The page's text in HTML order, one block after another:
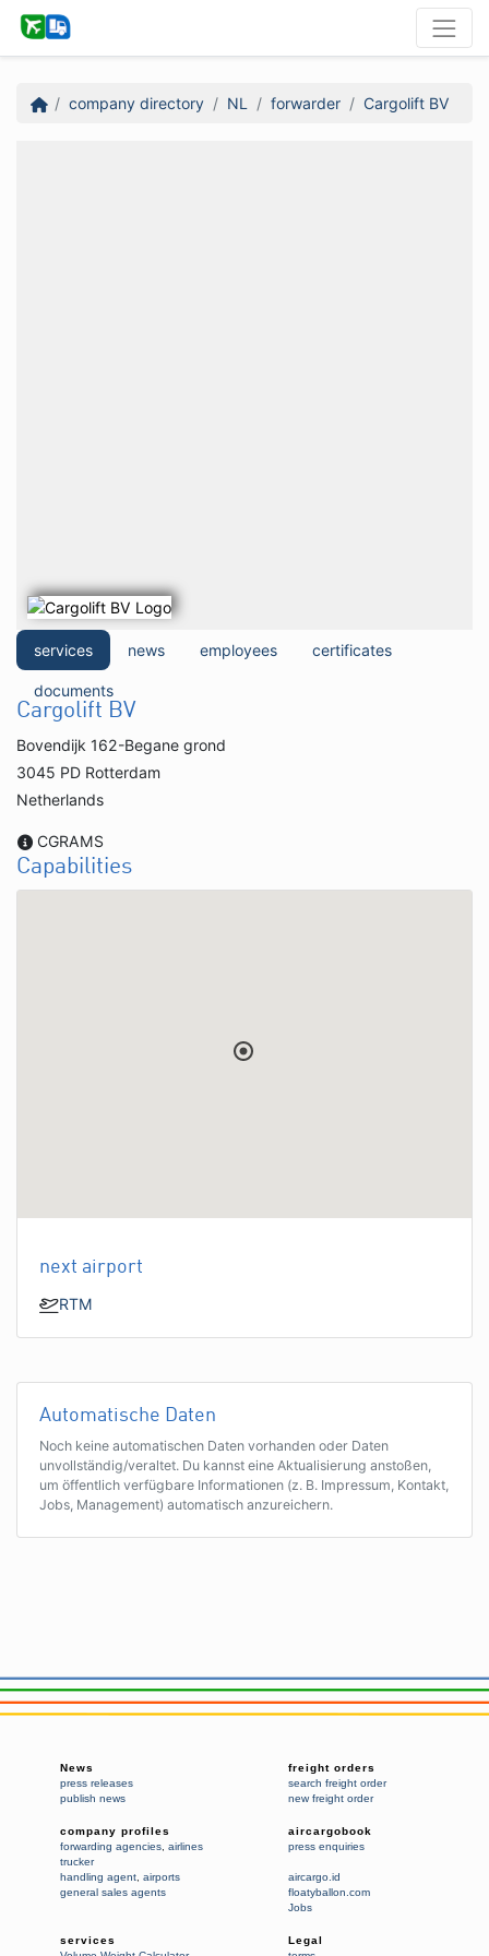
company directory NL forwarder Cargolift BV
services news employees certificates
documents
Cargolift BV
Bovendijk 162-Begane grond
3045 PD Rotterdam
Netherlands
CGRAMS
Capabilities
next airport
RTM
Automatische Daten
Noch keine automatischen Daten vorhanden oder Daten
unvollständig/veraltet. Du kannst eine Aktualisierung anstoßen,
um öffentlich verfügbare Informationen (z. B. Impressum, Kontakt,
Jobs, Management) automatisch anzureichern.
News
press releases
publish news
freight orders
search freight order
new freight order
company profiles
forwarding agencies airlines
trucker
handling agent airports
general sales agents
aircargobook
press enquiries
aircargo.id
floatyballon.com
Jobs
services
Legal